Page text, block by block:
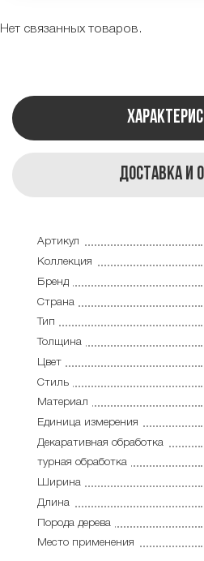
Нет связанных товаров.
Доставка и
Артикул
Коллекция
Бренд
Страна
Тип
Толщина
Цвет
Стиль
Материал
Единица измерения
Декаративная обработка
турная обработка
Ширина
Длина
Порода дерева
Место применения